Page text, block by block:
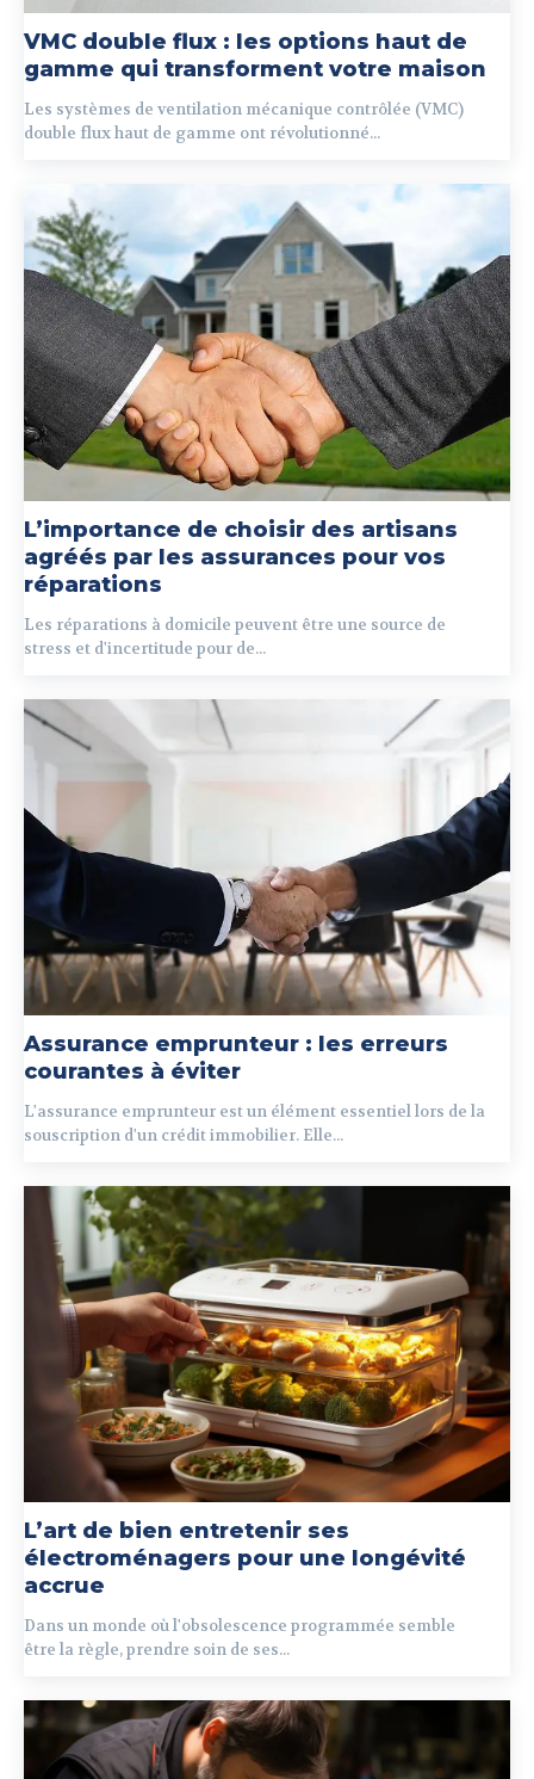
VMC double flux : les options haut de
gamme qui transforment votre maison
Les systèmes de ventilation mécanique contrôlée (VMC)
double flux haut de gamme ont révolutionné...
L’importance de choisir des artisans
agréés par les assurances pour vos
réparations
Les réparations à domicile peuvent être une source de
stress et d'incertitude pour de...
Assurance emprunteur : les erreurs
courantes à éviter
L'assurance emprunteur est un élément essentiel lors de la
souscription d'un crédit immobilier. Elle...
L’art de bien entretenir ses
électroménagers pour une longévité
accrue
Dans un monde où l'obsolescence programmée semble
être la règle, prendre soin de ses...